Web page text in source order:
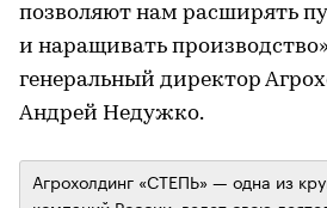
позволяют нам расширять
и наращивать
генеральный директор
Андрей Недужко.
Агрохолдинг «СТЕПЬ» — одна из